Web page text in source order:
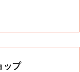
ップ